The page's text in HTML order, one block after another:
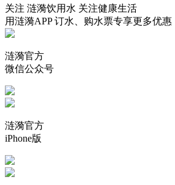
关注 涟漪饮用水 关注健康生活
用涟漪APP 订水、购水票专享更多优惠
涟漪官方
微信公众号
涟漪官方
iPhone版